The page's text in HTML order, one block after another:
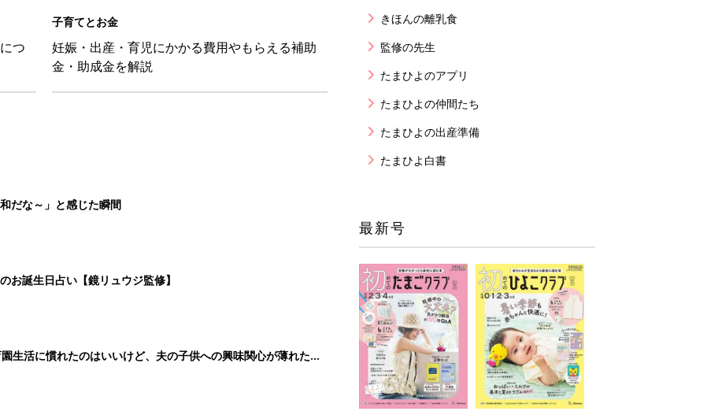
つ
子育てとお金
妊娠・出産・育児にかかる費用やもらえる補助
金・助成金を解説
だな～」と感じた瞬間
誕生日占い【鏡リュウジ監修】
生活に慣れたのはいいけど、夫の子供への興味関心が薄れた気
』
きほんの離乳食
監修の先生
たまひよのアプリ
たまひよの仲間たち
たまひよの出産準備
たまひよ白書
最新号